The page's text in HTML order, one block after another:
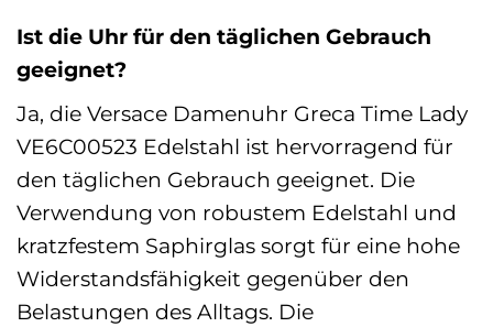
Ist die Uhr für den täglichen Gebrauch
geeignet?
Ja, die Versace Damenuhr Greca Time Lady
VE6C00523 Edelstahl ist hervorragend für
den täglichen Gebrauch geeignet. Die
Verwendung von robustem Edelstahl und
kratzfestem Saphirglas sorgt für eine hohe
Widerstandsfähigkeit gegenüber den
Belastungen des Alltags. Die